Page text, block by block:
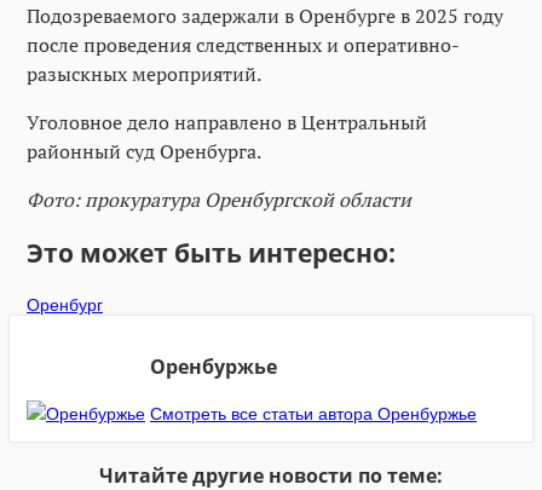
Подозреваемого задержали в Оренбурге в 2025 году
после проведения следственных и оперативно-
разыскных мероприятий.
Уголовное дело направлено в Центральный
районный суд Оренбурга.
Фото: прокуратура Оренбургской области
Это может быть интересно:
Оренбург
Оренбуржье
Смотреть все статьи автора Оренбуржье
Читайте другие новости по теме: